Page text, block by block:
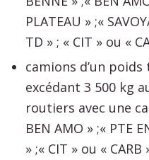
PLATEAU » ;«
TD » ; « CIT » ou «
camions d’un
excédant 3 500 kg
routiers avec une
BEN AMO » ;« PTE
» ;« CIT » ou «